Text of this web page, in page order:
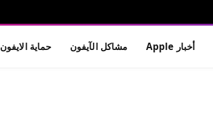
أخبار Apple مشاكل الآيفون حماية الايفون